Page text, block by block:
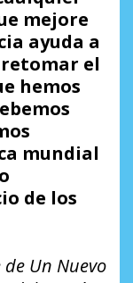
mejore
ayuda a
retomar el
hemos
mundial
de los
Un Nuevo